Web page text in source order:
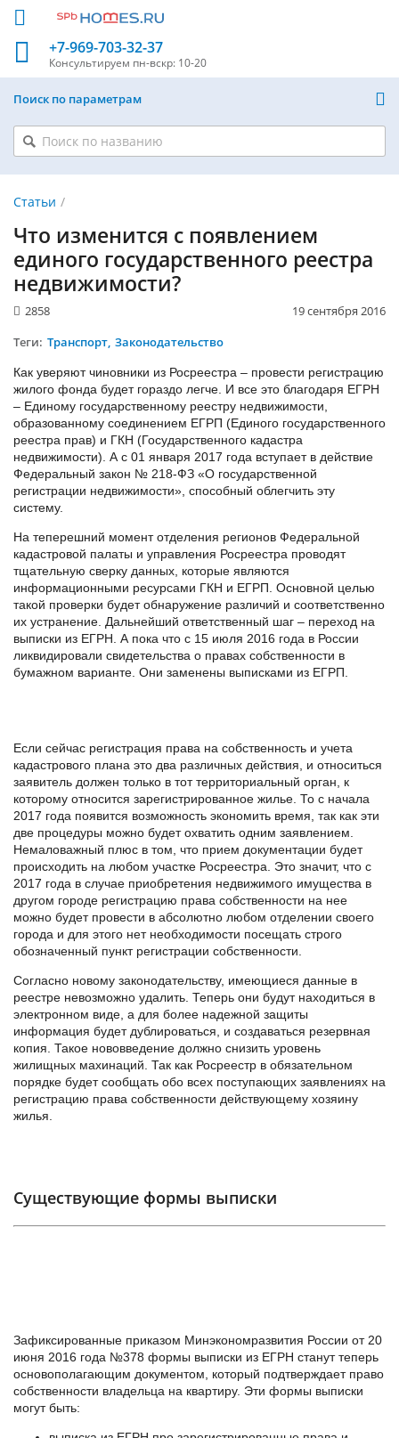
+7-969-703-32-37
Консультируем пн-вскр: 10-20
Поиск по параметрам
Статьи
Что изменится с появлением
единого государственного реестра
недвижимости?
19 сентября 2016
2858
Теги: Транспорт Законодательство
Как уверяют чиновники из Росреестра – провести регистрацию
жилого фонда будет гораздо легче. И все это благодаря ЕГРН
– Единому государственному реестру недвижимости,
образованному соединением ЕГРП (Единого государственного
реестра прав) и ГКН (Государственного кадастра
недвижимости). А с 01 января 2017 года вступает в действие
Федеральный закон № 218-ФЗ «О государственной
регистрации недвижимости», способный облегчить эту
систему.
На теперешний момент отделения регионов Федеральной
кадастровой палаты и управления Росреестра проводят
тщательную сверку данных, которые являются
информационными ресурсами ГКН и ЕГРП. Основной целью
такой проверки будет обнаружение различий и соответственно
их устранение. Дальнейший ответственный шаг – переход на
выписки из ЕГРН. А пока что с 15 июля 2016 года в России
ликвидировали свидетельства о правах собственности в
бумажном варианте. Они заменены выписками из ЕГРП.
Если сейчас регистрация права на собственность и учета
кадастрового плана это два различных действия, и относиться
заявитель должен только в тот территориальный орган, к
которому относится зарегистрированное жилье. То с начала
2017 года появится возможность экономить время, так как эти
две процедуры можно будет охватить одним заявлением.
Немаловажный плюс в том, что прием документации будет
происходить на любом участке Росреестра. Это значит, что с
2017 года в случае приобретения недвижимого имущества в
другом городе регистрацию права собственности на нее
можно будет провести в абсолютно любом отделении своего
города и для этого нет необходимости посещать строго
обозначенный пункт регистрации собственности.
Согласно новому законодательству, имеющиеся данные в
реестре невозможно удалить. Теперь они будут находиться в
электронном виде, а для более надежной защиты
информация будет дублироваться, и создаваться резервная
копия. Такое нововведение должно снизить уровень
жилищных махинаций. Так как Росреестр в обязательном
порядке будет сообщать обо всех поступающих заявлениях на
регистрацию права собственности действующему хозяину
жилья.
Существующие формы выписки
Зафиксированные приказом Минэкономразвития России от 20
июня 2016 года №378 формы выписки из ЕГРН станут теперь
основополагающим документом, который подтверждает право
собственности владельца на квартиру. Эти формы выписки
могут быть: